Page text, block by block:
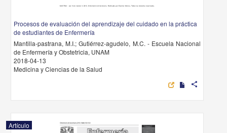
Procesos de evaluación del aprendizaje del cuidado en la práctica
de estudiantes de Enfermería
Mantilla-pastrana, M.I.; Gutiérrez-agudelo, M.C. - Escuela Nacional
de Enfermería y Obstetricia, UNAM
2018-04-13
Medicina y Ciencias de la Salud
share
Artículo